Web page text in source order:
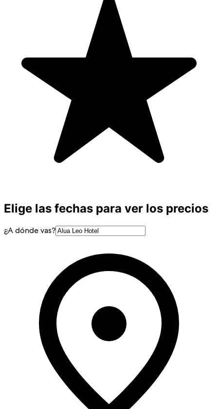
Elige las fechas para ver los precios
¿A dónde vas?